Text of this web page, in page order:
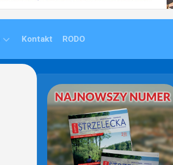
Kontakt RODO